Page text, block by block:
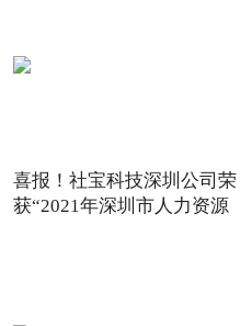
喜报！社宝科技深圳公司荣
获“2021年深圳市人力资源